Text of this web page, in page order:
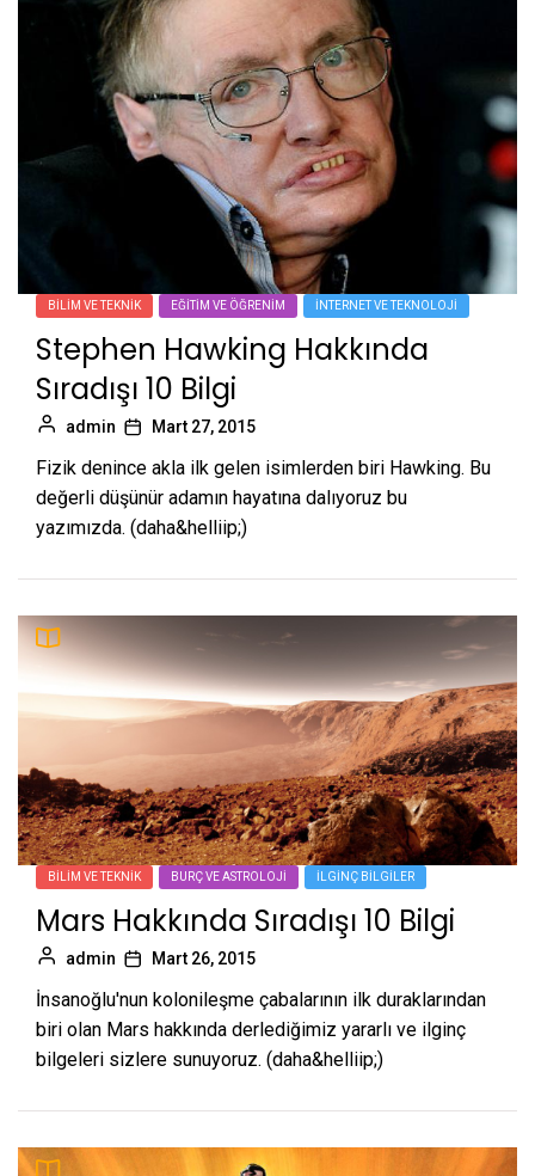
BILIM VE TEKNIK EĞITIM VE ÖĞRENIM İNTERNET VE TEKNOLOJI
Stephen Hawking Hakkında
Sıradışı 10 Bilgi
admin Mart 27, 2015
Fizik denince akla ilk gelen isimlerden biri Hawking. Bu
değerli düşünür adamın hayatına dalıyoruz bu
yazımızda. (daha&helliip;)
BILIM VE TEKNIK BURÇ VE ASTROLOJI İLGINÇ BILGILER
Mars Hakkında Sıradışı 10 Bilgi
admin Mart 26, 2015
İnsanoğlu'nun kolonileşme çabalarının ilk duraklarından
biri olan Mars hakkında derlediğimiz yararlı ve ilginç
bilgeleri sizlere sunuyoruz. (daha&helliip;)